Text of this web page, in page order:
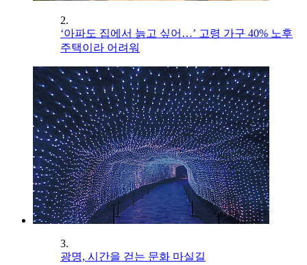
2.
‘아파도 집에서 늙고 싶어…’ 고령 가구 40% 노후
주택이라 어려워
3.
광명, 시간을 걷는 문화 마실길